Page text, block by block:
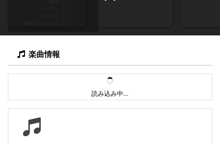
楽曲情報
読み込み中…